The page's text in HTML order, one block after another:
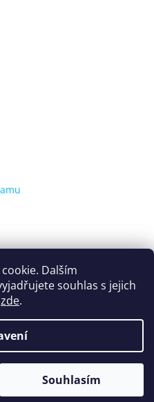
Dalším
souhlas s jejich
zde.
Souhlasím
pouze registrovaným
Shoptet
. Všechna práva vyhrazena.